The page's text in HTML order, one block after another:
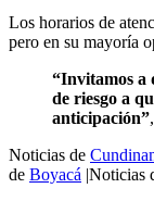
Los horarios de
pero en su mayoría
“Invitamos a
de riesgo a
anticipación”
Noticias de
de Boyacá |Noticias